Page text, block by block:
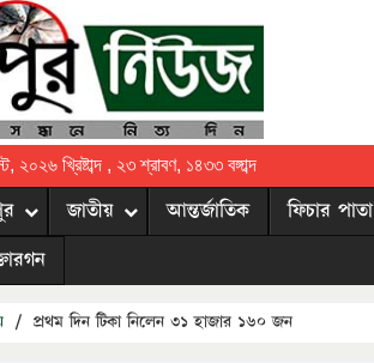
খ্রিষ্টাব্দ , ২৩ শ্রাবণ, ১৪৩৩ বঙ্গাব্দ
জাতীয় আন্তর্জাতিক ফিচার পাতা
/ প্রথম দিন টিকা নিলেন ৩১ হাজার ১৬০ জন